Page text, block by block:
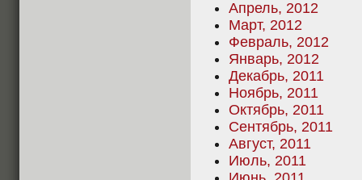
Апрель, 2012
Март, 2012
Февраль, 2012
Январь, 2012
Декабрь, 2011
Ноябрь, 2011
Октябрь, 2011
Сентябрь, 2011
Август, 2011
Июль, 2011